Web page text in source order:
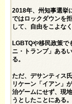
2018年、州知事選挙
ではロックダウンを
して、自由をこよな
LGBTQや移民政策で
ニ・トランプ」ある
る。
ただ、デサンティス
リケーン「イアン」
治ゲームにせず、現
うとしたことにある。